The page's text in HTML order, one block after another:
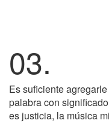
03.
Es suficiente
palabra con
es justicia, la música